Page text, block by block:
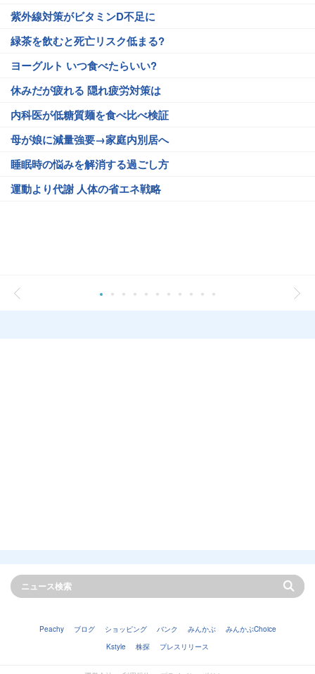
紫外線対策がビタミンD不足に
緑茶を飲むと死亡リスク低まる?
ヨーグルト いつ食べたらいい?
休みだが疲れる 隠れ疲労対策は
内科医が低糖質麺を食べ比べ検証
母が娘に減量強要→家庭内別居へ
睡眠時の悩みを解消する過ごし方
運動より代謝 人体の省エネ戦略
Peachy ブログ ショッピング バンク みんかぶ
みんかぶChoice
Kstyle
株探 プレスリリース